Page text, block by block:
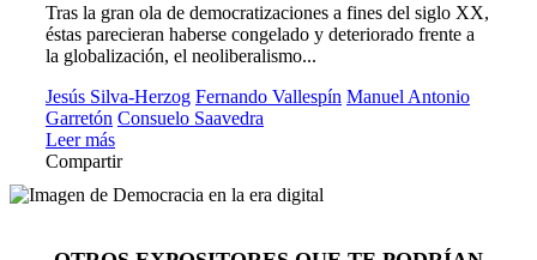
Tras la gran ola de democratizaciones a fines del siglo XX,
éstas parecieran haberse congelado y deteriorado frente a
la globalización, el neoliberalismo...
Jesús Silva-Herzog Fernando Vallespín Manuel Antonio
Garretón Consuelo Saavedra
Leer más
Compartir